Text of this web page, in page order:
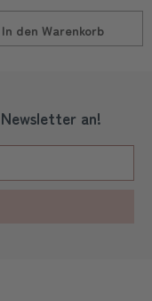
In den Warenkorb
an!